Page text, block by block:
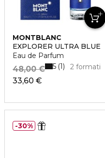
MONTBLANC
EXPLORER ULTRA BLUE
Eau de Parfum
33,60 €
48,00 € 2 formati
5 1
30%